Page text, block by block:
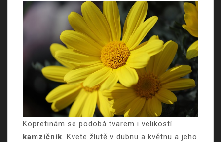
Kopretinám se podobá tvarem i velikostí
kamzičník. Kvete žlutě v dubnu a květnu a jeho